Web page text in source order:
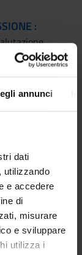
annunci
dati
utilizzando
e accedere
di
misurare
e sviluppare
utilizza i
:
domande
sulla
titoli; a parità di
della
di 40, si